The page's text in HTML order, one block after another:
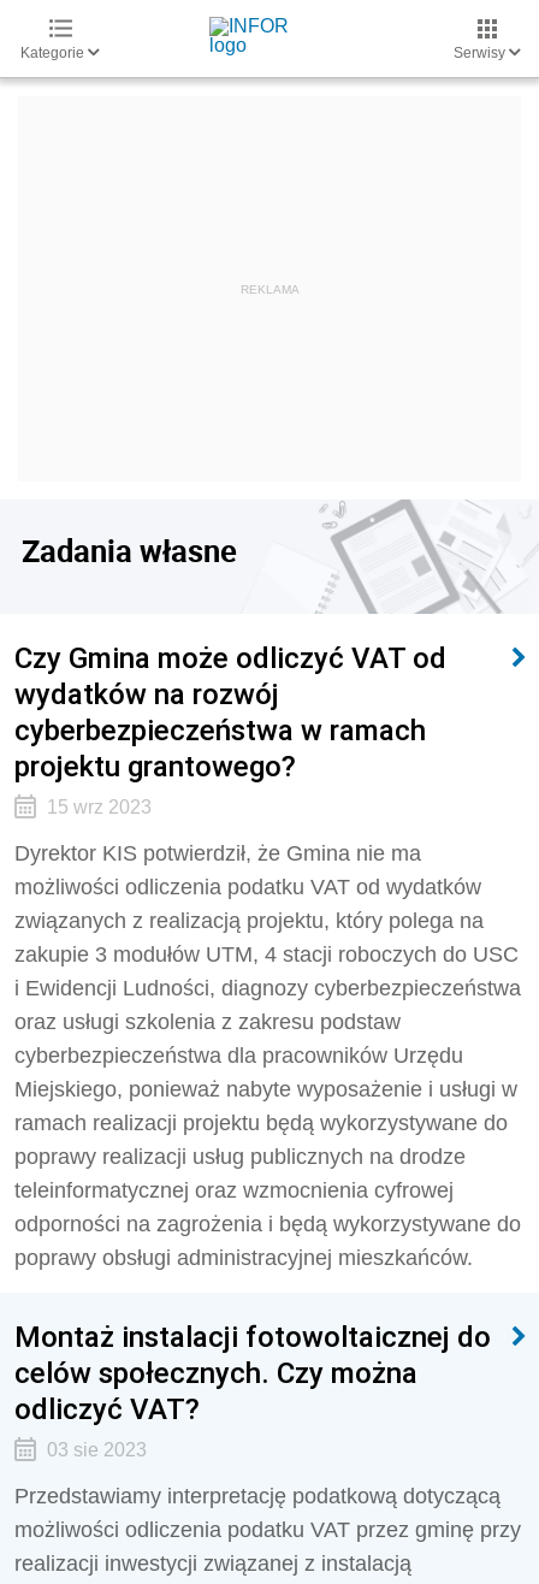
Kategorie Serwisy
Zadania własne
Czy Gmina może odliczyć VAT od
wydatków na rozwój
cyberbezpieczeństwa w ramach
projektu grantowego?
15 wrz 2023
Dyrektor KIS potwierdził, że Gmina nie ma
możliwości odliczenia podatku VAT od wydatków
związanych z realizacją projektu, który polega na
zakupie 3 modułów UTM, 4 stacji roboczych do USC
i Ewidencji Ludności, diagnozy cyberbezpieczeństwa
oraz usługi szkolenia z zakresu podstaw
cyberbezpieczeństwa dla pracowników Urzędu
Miejskiego, ponieważ nabyte wyposażenie i usługi w
ramach realizacji projektu będą wykorzystywane do
poprawy realizacji usług publicznych na drodze
teleinformatycznej oraz wzmocnienia cyfrowej
odporności na zagrożenia i będą wykorzystywane do
poprawy obsługi administracyjnej mieszkańców.
Montaż instalacji fotowoltaicznej do
celów społecznych. Czy można
odliczyć VAT?
03 sie 2023
Przedstawiamy interpretację podatkową dotyczącą
możliwości odliczenia podatku VAT przez gminę przy
realizacji inwestycji związanej z instalacją